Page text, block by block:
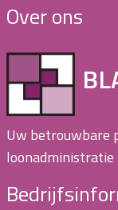
Over ons
Uw betrouwbare
loonadministratie